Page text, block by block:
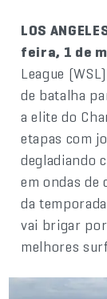
LOS
feira, 1 de
League
de batalha
a elite do
etapas com
degladiando
em ondas de
da
vai brigar
melhores